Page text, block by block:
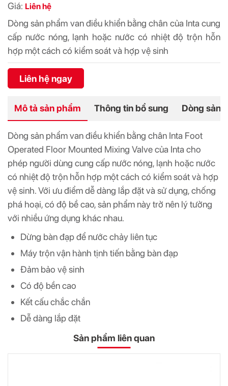
Giá: Liên hệ
Dòng sản phẩm van điều khiển bằng chân của Inta cung
cấp nước nóng, lạnh hoặc nước có nhiệt độ trộn hỗn
hợp một cách có kiểm soát và hợp vệ sinh
Liên hệ ngay
Mô tả sản phẩm Thông tin bổ sung Dòng sản
Dòng sản phẩm van điều khiển bằng chân Inta Foot
Operated Floor Mounted Mixing Valve của Inta cho
phép người dùng cung cấp nước nóng, lạnh hoặc nước
có nhiệt độ trộn hỗn hợp một cách có kiểm soát và hợp
vệ sinh. Với ưu điểm dễ dàng lắp đặt và sử dụng, chống
phá hoại, có độ bề cao, sản phẩm này trở nên lý tưởng
với nhiều ứng dụng khác nhau.
Dừng bàn đạp để nước chảy liên tục
Máy trộn vận hành tịnh tiến bằng bàn đạp
Đảm bảo vệ sinh
Có độ bền cao
Kết cấu chắc chắn
Dễ dàng lắp đặt
Sản phẩm liên quan